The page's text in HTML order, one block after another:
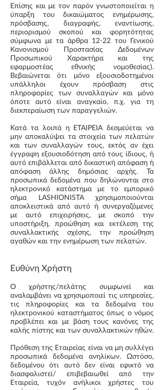
Επίσης και με τον παρόν γνωστοποιείται η
ύπαρξη του δικαιώματος ενημέρωσης,
πρόσβασης, διαγραφής, εναντίωσης,
περιορισμού σκοπού και φορητότητας
σύμφωνα με τα άρθρα 12-22 του Γενικού
Κανονισμού Προστασίας Δεδομένων
Προσωπικού Χαρακτήρα και της
εφαρμοστέας εθνικής νομοθεσίας).
Βεβαιώνεται ότι μόνο εξουσιοδοτημένοι
υπάλληλοι έχουν πρόσβαση στις
πληροφορίες των συναλλαγών και μόνο
όποτε αυτό είναι αναγκαίο, π.χ. για τη
διεκπεραίωση των παραγγελιών.
Κατά τα λοιπά η ΕΤΑΙΡΕΙΑ δεσμεύεται να
μην αποκαλύψει τα στοιχεία των πελατών
και των συναλλαγών τους, εκτός αν έχει
έγγραφη εξουσιοδότηση από τους ίδιους, ή
αυτό επιβάλλεται από δικαστική απόφαση ή
απόφαση άλλης δημόσιας αρχής. Τα
προσωπικά δεδομένα που δηλώνονται στο
ηλεκτρονικό κατάστημα με το εμπορικό
σήμα LASHIONISTA χρησιμοποιούνται
αποκλειστικά από αυτό ή συνεργαζόμενες
με αυτό επιχειρήσεις, με σκοπό την
υποστήριξη, προώθηση και εκτέλεση της
συναλλακτικής σχέσης, την προώθηση
αγαθών και την ενημέρωση των πελατών.
Ευθύνη Χρήστη
Ο χρήστης/πελάτης συμφωνεί και
αναλαμβάνει να χρησιμοποιεί τις υπηρεσίες,
τις πληροφορίες και τα δεδομένα του
ηλεκτρονικού καταστήματος όπως ο νόμος
προβλέπει και με βάση τους κανόνες της
καλής πίστης και των συναλλακτικών ηθών.
Πρόθεση της Εταιρείας είναι να μη συλλέγει
προσωπικά δεδομένα ανηλίκων. Ωστόσο,
δεδομένου ότι αυτό δεν είναι εφικτό να
διασφαλιστεί/ επιβεβαιωθεί από την
Εταιρεία, τυχόν ανήλικοι χρήστες του